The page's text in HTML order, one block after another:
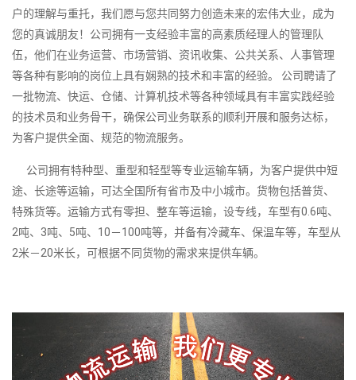
户的理解与重托，我们愿与您共同努力创造未来的宏伟大业，成为
您的真诚朋友！公司拥有一支经验丰富的高素质经理人的管理队
伍，他们在业务运营、市场营销、资讯收集、公共关系、人事管理
等各种有影响的岗位上具有娴熟的技术和丰富的经验。 公司聘请了
一批物流、快运、仓储、计算机技术等各种领域具有丰富实践经验
的技术员和业务骨干，确保公司业务联系的顺利开展和服务达标，
为客户提供全面、规范的物流服务。
公司拥有特种型、重型和轻型等专业运输车辆，为客户提供中短
途、长途等运输，可达全国所有省市及中小城市。货物包括普货、
特殊货等。运输方式有零担、整车等运输，设专线，车型有0.6吨、
2吨、3吨、5吨、10－100吨等，并备有冷藏车、保温车等，车型从
2米－20米长，可根据不同货物的需求来提供车辆。